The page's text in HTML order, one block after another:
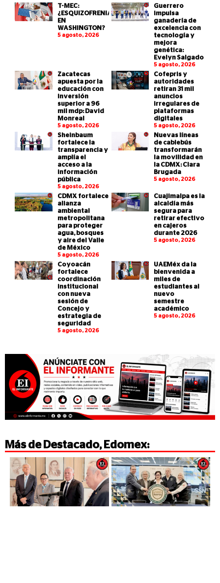
T-MEC:
¿ESQUIZOFRENIA
EN
WASHINGTON?
5 agosto, 2026
Guerrero
impulsa
ganadería de
excelencia con
tecnología y
mejora
genética:
Evelyn Salgado
5 agosto, 2026
Zacatecas
apuesta por la
educación con
inversión
superior a 96
mil mdp: David
Monreal
5 agosto, 2026
Cofepris y
autoridades
retiran 31 mil
anuncios
irregulares de
plataformas
digitales
5 agosto, 2026
Sheinbaum
fortalece la
transparencia y
amplía el
acceso a la
información
pública
5 agosto, 2026
Nuevas líneas
de cablebús
transformarán
la movilidad en
la CDMX: Clara
Brugada
5 agosto, 2026
CDMX fortalece
alianza
ambiental
metropolitana
para proteger
agua, bosques
y aire del Valle
de México
5 agosto, 2026
Cuajimalpa es la
alcaldía más
segura para
retirar efectivo
en cajeros
durante 2026
5 agosto, 2026
Coyoacán
fortalece
coordinación
institucional
con nueva
sesión de
Concejo y
estrategia de
seguridad
5 agosto, 2026
UAEMéx da la
bienvenida a
miles de
estudiantes al
nuevo
semestre
académico
5 agosto, 2026
Más de Destacado, Edomex: